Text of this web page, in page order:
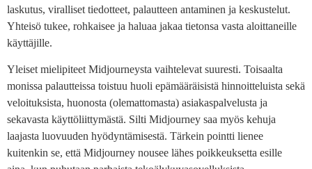
laskutus, viralliset tiedotteet, palautteen antaminen ja keskustelut.
Yhteisö tukee, rohkaisee ja haluaa jakaa tietonsa vasta aloittaneille
käyttäjille.
Yleiset mielipiteet Midjourneysta vaihtelevat suuresti. Toisaalta
monissa palautteissa toistuu huoli epämääräisistä hinnoitteluista sekä
veloituksista, huonosta (olemattomasta) asiakaspalvelusta ja
sekavasta käyttöliittymästä. Silti Midjourney saa myös kehuja
laajasta luovuuden hyödyntämisestä. Tärkein pointti lienee
kuitenkin se, että Midjourney nousee lähes poikkeuksetta esille